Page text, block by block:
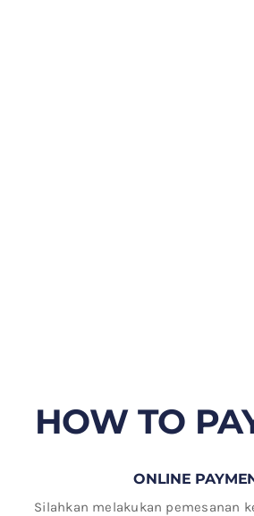
HOW TO
ONLINE
Silahkan melakukan pemesanan